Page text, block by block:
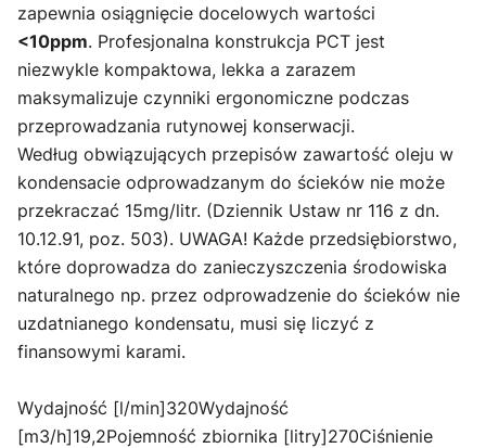
zapewnia osiągnięcie docelowych wartości
<10ppm. Profesjonalna konstrukcja PCT jest
niezwykle kompaktowa, lekka a zarazem
maksymalizuje czynniki ergonomiczne podczas
przeprowadzania rutynowej konserwacji.
Według obwiązujących przepisów zawartość oleju w
kondensacie odprowadzanym do ścieków nie może
przekraczać 15mg/litr. (Dziennik Ustaw nr 116 z dn.
10.12.91, poz. 503). UWAGA! Każde przedsiębiorstwo,
które doprowadza do zanieczyszczenia środowiska
naturalnego np. przez odprowadzenie do ścieków nie
uzdatnianego kondensatu, musi się liczyć z
finansowymi karami.
Wydajność [l/min]320Wydajność
[m3/h]19,2Pojemność zbiornika [litry]270Ciśnienie